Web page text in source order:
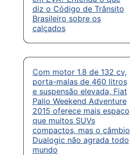
diz o Código de Trânsito
Brasileiro sobre os
calçados
Com motor 1.8 de 132 cv,
porta-malas de 460 litros
e suspensão elevada, Fiat
Palio Weekend Adventure
2015 oferece mais espaço
que muitos SUVs
compactos, mas o câmbio
Dualogic não agrada todo
mundo